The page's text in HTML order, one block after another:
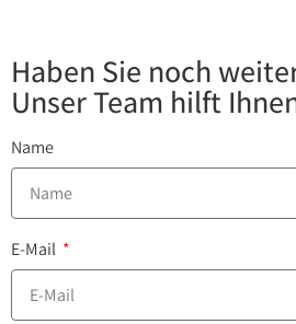
Haben Sie noch
Unser Team hilft
Name
E-Mail